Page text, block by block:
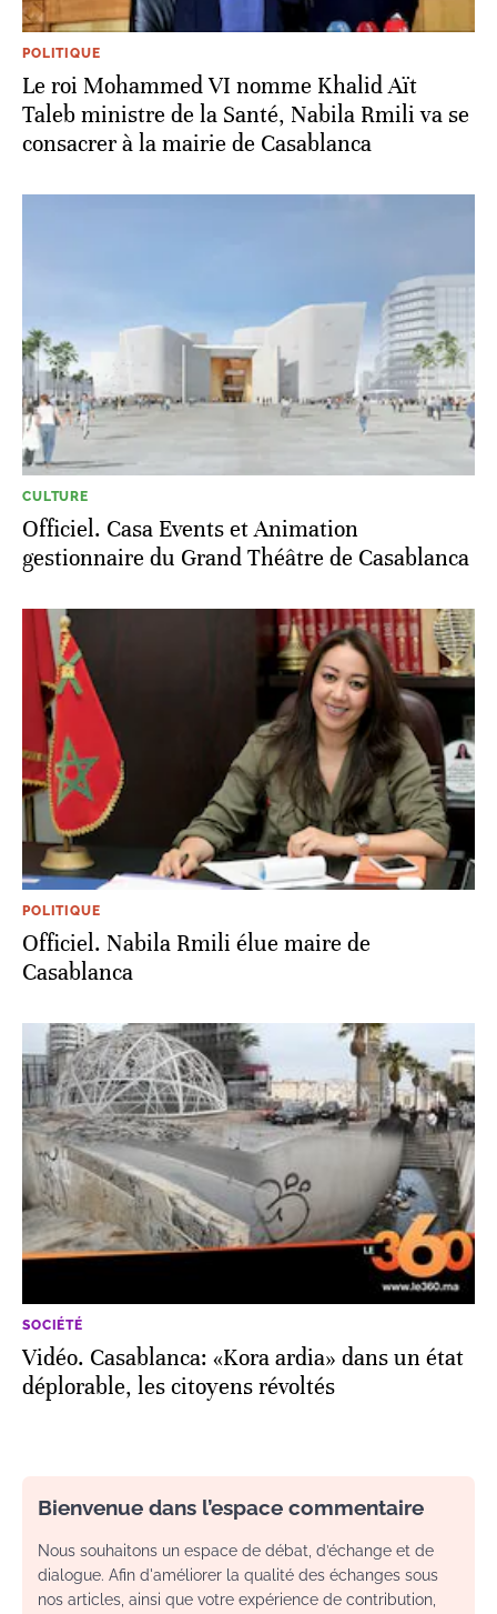
POLITIQUE
Le roi Mohammed VI nomme Khalid Aït
Taleb ministre de la Santé, Nabila Rmili va se
consacrer à la mairie de Casablanca
CULTURE
Officiel. Casa Events et Animation
gestionnaire du Grand Théâtre de Casablanca
POLITIQUE
Officiel. Nabila Rmili élue maire de
Casablanca
SOCIÉTÉ
Vidéo. Casablanca: «Kora ardia» dans un état
déplorable, les citoyens révoltés
Bienvenue dans l’espace commentaire
Nous souhaitons un espace de débat, d’échange et de
dialogue. Afin d'améliorer la qualité des échanges sous
nos articles, ainsi que votre expérience de contribution,